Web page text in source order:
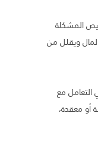
المشكلة
ويقلل من
التعامل مع
أو معقدة،